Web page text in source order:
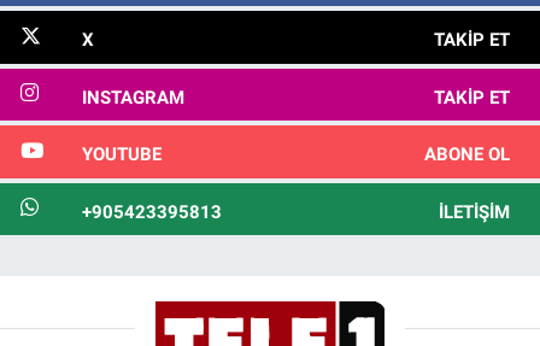
X TAKIP ET
INSTAGRAM TAKIP ET
YOUTUBE ABONE OL
+905423395813 İLETIŞIM